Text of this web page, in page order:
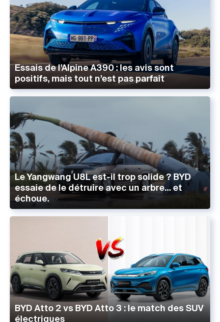
Essais de l’Alpine A390 : les avis sont
positifs, mais tout n’est pas parfait
Le Yangwang U8L est-il trop solide ? BYD
essaie de le détruire avec un arbre… et
échoue.
BYD Atto 2 vs BYD Atto 3 : le match des SUV
électriques